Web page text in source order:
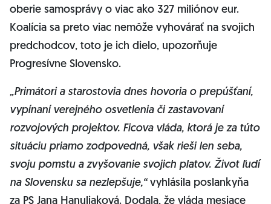
oberie samosprávy o viac ako 327 miliónov eur.
Koalícia sa preto viac nemôže vyhovárať na svojich
predchodcov, toto je ich dielo, upozorňuje
Progresívne Slovensko.
„Primátori a starostovia dnes hovoria o prepúšťaní,
vypínaní verejného osvetlenia či zastavovaní
rozvojových projektov. Ficova vláda, ktorá je za túto
situáciu priamo zodpovedná, však rieši len seba,
svoju pomstu a zvyšovanie svojich platov. Život ľudí
na Slovensku sa nezlepšuje,“vyhlásila poslankyňa
za PS Jana Hanuliaková. Dodala, že vláda mesiace